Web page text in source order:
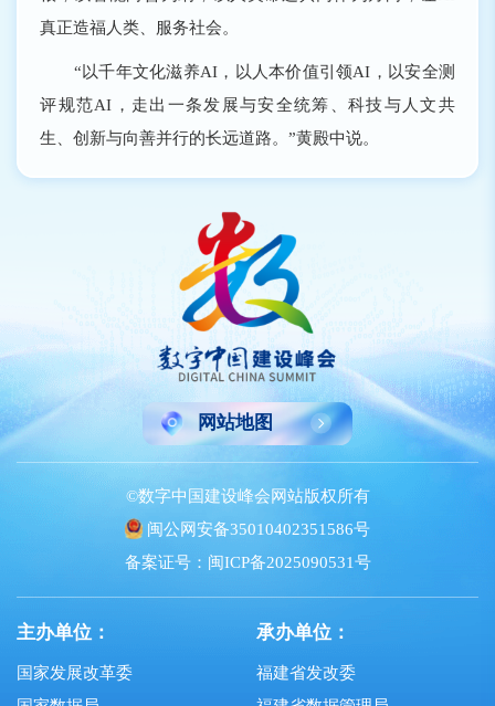
真正造福人类、服务社会。
“以千年文化滋养AI，以人本价值引领AI，以安全测
评规范AI，走出一条发展与安全统筹、科技与人文共
生、创新与向善并行的长远道路。”黄殿中说。
网站地图
©数字中国建设峰会网站版权所有
闽公网安备35010402351586号
备案证号：闽ICP备2025090531号
主办单位：
国家发展改革委
承办单位：
福建省发改委